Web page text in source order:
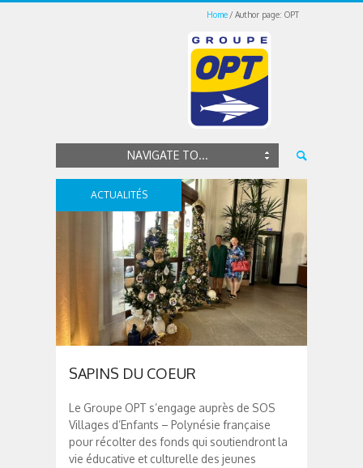
Home Author page: OPT
NAVIGATE TO...
ACTUALITÉS
SAPINS DU COEUR
Le Groupe OPT s’engage auprès de SOS
Villages d’Enfants – Polynésie française
pour récolter des fonds qui soutiendront la
vie éducative et culturelle des jeunes